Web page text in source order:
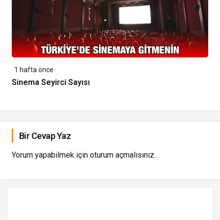
1 hafta önce
Sinema Seyirci Sayısı
Bir Cevap Yaz
Yorum yapabilmek için oturum açmalısınız.